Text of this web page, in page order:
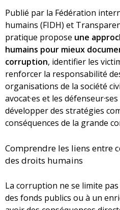
Publié par la Fédération
humains (FIDH) et
pratique propose une
humains pour mieux
corruption, identifier les
renforcer la responsabilité
organisations de la société
avocat·es et les
développer des stratégies
conséquences de la grande
Comprendre les liens entre
des droits humains
La corruption ne se limite
des fonds publics ou à un